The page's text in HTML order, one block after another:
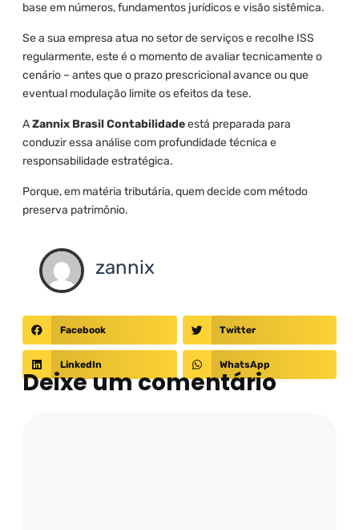
base em números, fundamentos jurídicos e visão sistêmica.
Se a sua empresa atua no setor de serviços e recolhe ISS
regularmente, este é o momento de avaliar tecnicamente o
cenário – antes que o prazo prescricional avance ou que
eventual modulação limite os efeitos da tese.
AZannix Brasil Contabilidadeestá preparada para
conduzir essa análise com profundidade técnica e
responsabilidade estratégica.
Porque, em matéria tributária, quem decide com método
preserva patrimônio.
zannix
Facebook Twitter
LinkedIn WhatsApp
Deixe um comentário